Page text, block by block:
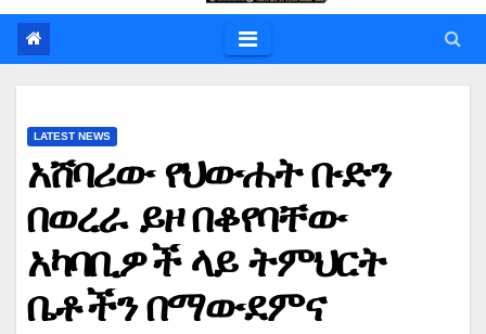
LATEST NEWS
አሸባሪው የህውሐት ቡድን
በወረራ ይዞ በቆየባቸው
አካባቢዎች ላይ ትምህርት
ቤቶችን በማውደምና